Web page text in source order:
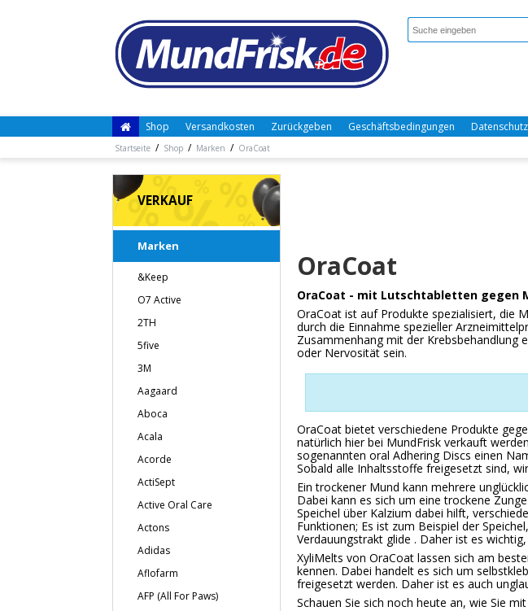
Shop Versandkosten Zurückgeben Geschäftsbedingungen
Startseite / Shop / Marken / OraCoat
VERKAUF
Marken
&Keep
O7 Active
2TH
5five
3M
Aagaard
Aboca
Acala
Acorde
ActiSept
Active Oral Care
Actons
Adidas
Aflofarm
AFP (All For Paws)
OraCoat
OraCoat - mit Lutschtabletten gegen
OraCoat ist auf Produkte spezialisiert, die
durch die Einnahme spezieller
Zusammenhang mit der Krebsbehandlung
oder Nervosität sein.
OraCoat bietet verschiedene Produkte
natürlich hier bei MundFrisk verkauft
sogenannten oral Adhering Discs einen
Sobald alle Inhaltsstoffe freigesetzt sind,
Ein trockener Mund kann mehrere
Dabei kann es sich um eine trockene
Speichel über Kalzium dabei hilft,
Funktionen; Es ist zum Beispiel der
Verdauungstrakt glide . Daher ist es
XyliMelts von OraCoat lassen sich am
kennen. Dabei handelt es sich um
freigesetzt werden. Daher ist es auch
Schauen Sie sich noch heute an, wie Sie